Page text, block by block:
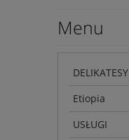
Menu
DELIKATESY
Etiopia
USŁUGI